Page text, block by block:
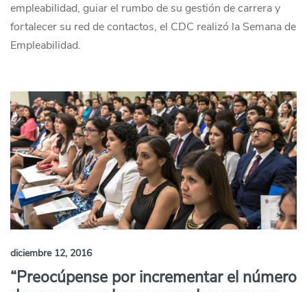
empleabilidad, guiar el rumbo de su gestión de carrera y
fortalecer su red de contactos, el CDC realizó la Semana de
Empleabilidad.
diciembre 12, 2016
“Preocúpense por incrementar el número